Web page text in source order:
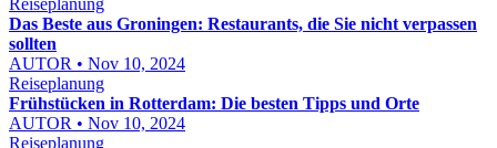
Reiseplanung
Das Beste aus Groningen: Restaurants, die Sie nicht verpassen
sollten
AUTOR • Nov 10, 2024
Reiseplanung
Frühstücken in Rotterdam: Die besten Tipps und Orte
AUTOR • Nov 10, 2024
Reiseplanung